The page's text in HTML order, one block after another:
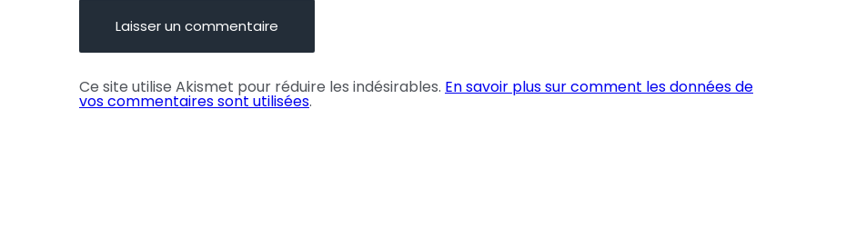
Ce site utilise Akismet pour réduire les indésirables. En savoir plus sur comment les données de
vos commentaires sont utilisées.